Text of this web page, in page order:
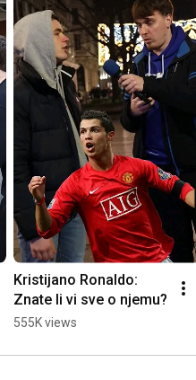
Kristijano Ronaldo:
Znate li vi sve o njemu?
555K views